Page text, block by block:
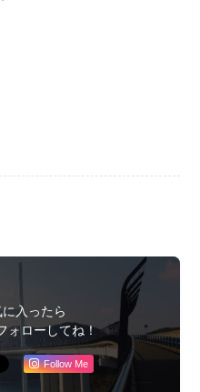
入ったら
ォローしてね！
Follow Me